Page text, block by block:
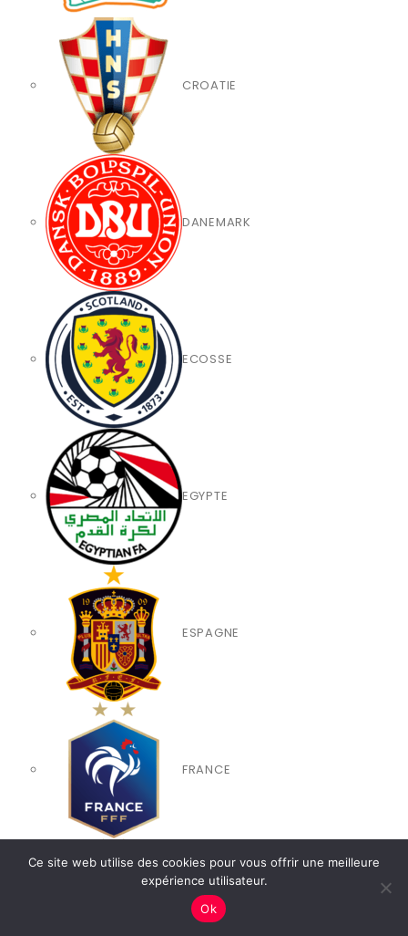
CROATIE
DANEMARK
ECOSSE
EGYPTE
ESPAGNE
FRANCE
ITALIE
Ce site web utilise des cookies pour vous offrir une meilleure
expérience utilisateur.
Ok